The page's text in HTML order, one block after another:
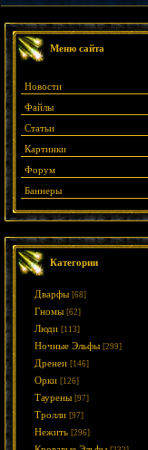
Меню сайта
Новости
Файлы
Статьи
Картинки
Форум
Баннеры
Категории
Дварфы [68]
Гномы [62]
Люди [113]
Ночные Эльфы [299]
Дренеи [146]
Орки [126]
Таурены [97]
Тролли [97]
Нежить [296]